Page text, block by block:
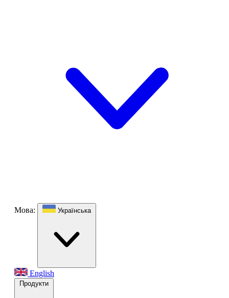
Мова: Українська
English
Продукти